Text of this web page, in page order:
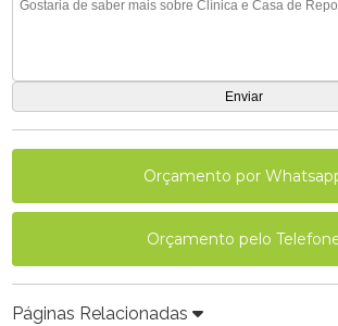
Orçamento por
Orçamento pelo
Páginas Relacionadas